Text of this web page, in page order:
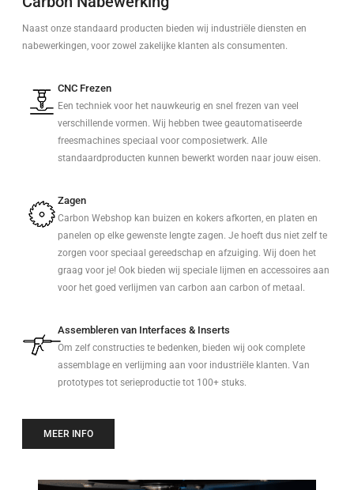
Naast onze standaard producten bieden wij industriële diensten en
nabewerkingen, voor zowel zakelijke klanten als consumenten.
CNC Frezen
Een techniek voor het nauwkeurig en snel frezen van veel
verschillende vormen. Wij hebben twee geautomatiseerde
freesmachines speciaal voor composietwerk. Alle
standaardproducten kunnen bewerkt worden naar jouw eisen.
Zagen
Carbon Webshop kan buizen en kokers afkorten, en platen en
panelen op elke gewenste lengte zagen. Je hoeft dus niet zelf te
zorgen voor speciaal gereedschap en afzuiging. Wij doen het
graag voor je! Ook bieden wij speciale lijmen en accessoires aan
voor het goed verlijmen van carbon aan carbon of metaal.
Assembleren van Interfaces & Inserts
Om zelf constructies te bedenken, bieden wij ook complete
assemblage en verlijming aan voor industriële klanten. Van
prototypes tot serieproductie tot 100+ stuks.
MEER INFO